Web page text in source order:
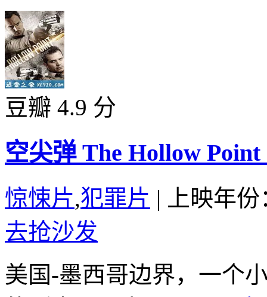
豆瓣 4.9 分
空尖弹 The Hollow Point
惊悚片,犯罪片 |
上映年
去抢沙发
美国-墨西哥边界，一个